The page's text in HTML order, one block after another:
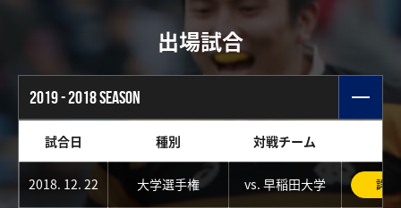
出場試合
2019 - 2018 SEASON
試合日 種別 対戦チーム
2018. 12. 22 大学選手権 vs. 早稲田大学 詳細